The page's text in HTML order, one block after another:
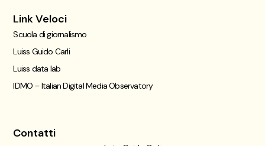
Link Veloci
Scuola di giornalismo
Luiss Guido Carli
Luiss data lab
IDMO – Italian Digital Media Observatory
Contatti